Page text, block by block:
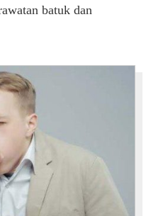
batuk dan